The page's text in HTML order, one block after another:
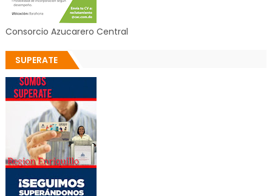
Consorcio Azucarero Central
SUPERATE